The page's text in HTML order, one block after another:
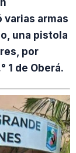
armas
una pistola
por
1 de Oberá.